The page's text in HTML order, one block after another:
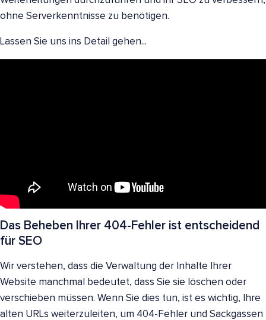
ohne Serverkenntnisse zu benötigen.
Lassen Sie uns ins Detail gehen...
Das Beheben Ihrer 404-Fehler ist entscheidend
für SEO
Wir verstehen, dass die Verwaltung der Inhalte Ihrer
Website manchmal bedeutet, dass Sie sie löschen oder
verschieben müssen. Wenn Sie dies tun, ist es wichtig, Ihre
alten URLs weiterzuleiten, um 404-Fehler und Sackgassen